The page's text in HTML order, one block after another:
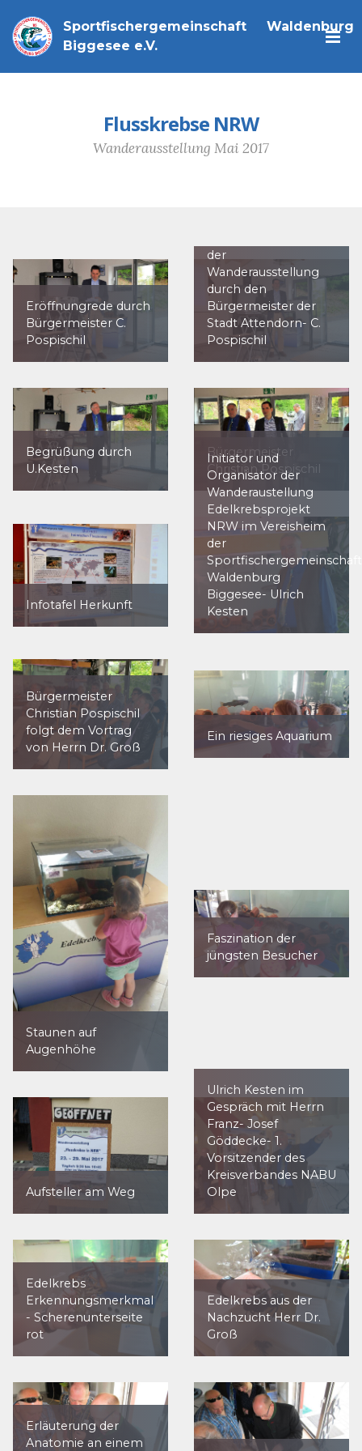
Sportfischergemeinschaft Waldenburg
Biggesee e.V.
Flusskrebse NRW
Wanderausstellung Mai 2017
Eröffnungrede durch
Bürgermeister C.
Pospischil
der
Wanderausstellung
durch den
Bürgermeister der
Stadt Attendorn- C.
Pospischil
Begrüßung durch
U.Kesten
Bürgermeister
Christian Pospischil
Infotafel Herkunft
Initiator und
Organisator der
Wanderaustellung
Edelkrebsprojekt
NRW im Vereisheim
der
Sportfischergemeinschaft
Waldenburg
Biggesee- Ulrich
Kesten
Bürgermeister
Christian Pospischil
folgt dem Vortrag
von Herrn Dr. Groß
Ein riesiges Aquarium
Staunen auf
Augenhöhe
Faszination der
jüngsten Besucher
Aufsteller am Weg
Ulrich Kesten im
Gespräch mit Herrn
Franz- Josef
Göddecke- 1.
Vorsitzender des
Kreisverbandes NABU
Olpe
Edelkrebs
Erkennungsmerkmal
- Scherenunterseite
rot
Edelkrebs aus der
Nachzucht Herr Dr.
Groß
Erläuterung der
Anatomie an einem